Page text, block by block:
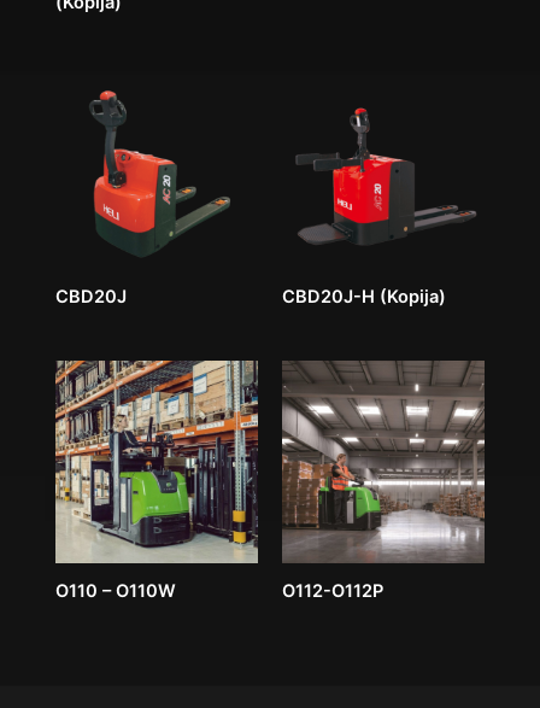
CBD20J CBD20J-H (Kopija)
O110 – O110W O112-O112P